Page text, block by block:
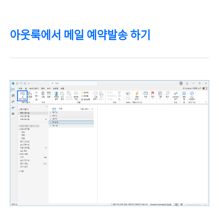
아웃룩에서 메일 예약발송 하기